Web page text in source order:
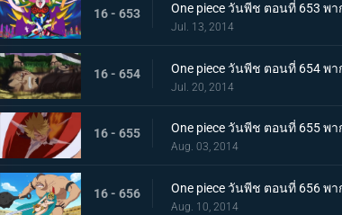
16 - 653 One piece วันพีช ตอนที่ 653 พ
Jul. 13, 2014
16 - 654 One piece วันพีช ตอนที่ 654 พ
Jul. 20, 2014
16 - 655 One piece วันพีช ตอนที่ 655 พ
Aug. 03, 2014
16 - 656 One piece วันพีช ตอนที่ 656 พ
Aug. 10, 2014